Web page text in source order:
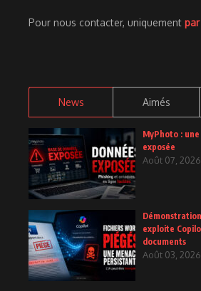
Pour nous contacter, uniquement
News Aimés
MyPhoto :
exposée
Août 07, 2026
exploite
documents
Août 03, 2026